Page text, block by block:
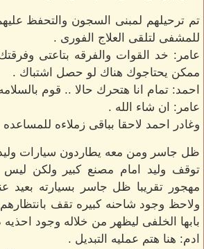
تم ترحيلهم لمبنى السجون والتحفظ
للمشفى لتلقى العلاج الفورى .
عامر: خد القوات والفرقه بتاعتى
ممكن يحتاجوك هناك لو حصل اشتباك .
احمد: تمام انا هتحرك حالا .. قوم
عامر: ان شاء الله .
وغادر احمد لاحقا بباقى زملاءه للمساعده
ظل جاسر ومن معه يطاردون سيارات
توقف وليد امام مصنع كبير ولكن
مهجور تقريبا ظل جاسر بسيارته بعيد
ولاحظ وجود شاحنه كبيره تقف
بابها الخلفى ليظهر من خلاله وجود
ادم: هنا هتم عمليه التبديل .